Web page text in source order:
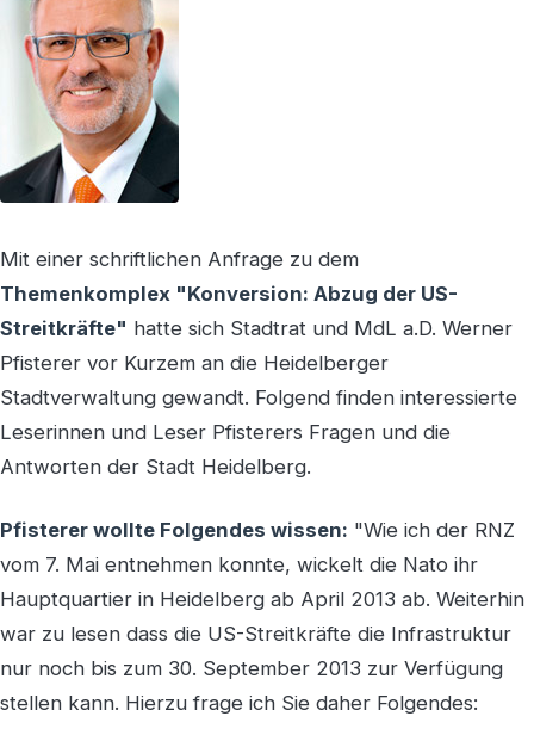
Mit einer schriftlichen Anfrage zu dem
Themenkomplex "Konversion: Abzug der US-
Streitkräfte" hatte sich Stadtrat und MdL a.D. Werner
Pfisterer vor Kurzem an die Heidelberger
Stadtverwaltung gewandt. Folgend finden interessierte
Leserinnen und Leser Pfisterers Fragen und die
Antworten der Stadt Heidelberg.
Pfisterer wollte Folgendes wissen: "Wie ich der RNZ
vom 7. Mai entnehmen konnte, wickelt die Nato ihr
Hauptquartier in Heidelberg ab April 2013 ab. Weiterhin
war zu lesen dass die US-Streitkräfte die Infrastruktur
nur noch bis zum 30. September 2013 zur Verfügung
stellen kann. Hierzu frage ich Sie daher Folgendes: